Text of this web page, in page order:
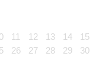
11 12 13 14
15
26 27 28 29
30